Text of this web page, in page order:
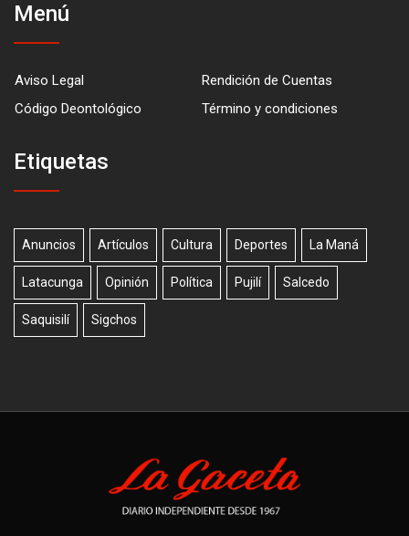
Menú
Aviso Legal
Rendición de Cuentas
Código Deontológico
Término y condiciones
Etiquetas
Anuncios Artículos Cultura Deportes La Maná
Latacunga Opinión Política Pujilí Salcedo
Saquisilí Sigchos